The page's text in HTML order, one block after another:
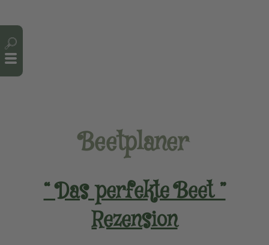
Beetplaner
“ Das perfekte Beet ”
Rezension